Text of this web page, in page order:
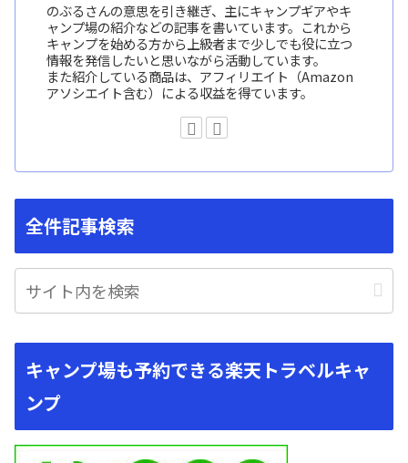
のぶるさんの意思を引き継ぎ、主にキャンプギアやキ
ャンプ場の紹介などの記事を書いています。これから
キャンプを始める方から上級者まで少しでも役に立つ
情報を発信したいと思いながら活動しています。
また紹介している商品は、アフィリエイト（Amazon
アソシエイト含む）による収益を得ています。
全件記事検索
キャンプ場も予約できる楽天トラベルキャ
ンプ